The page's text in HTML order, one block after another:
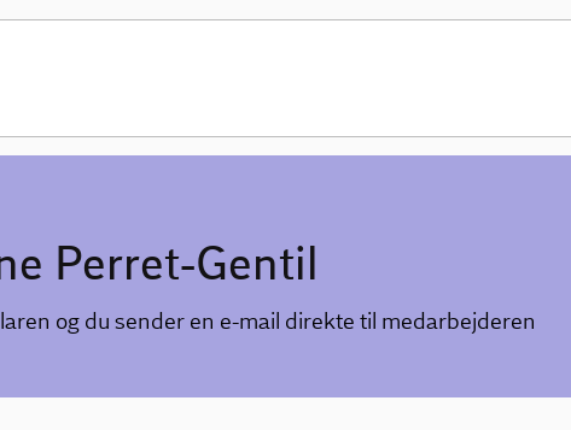
Perret-Gentil
og du sender en e-mail direkte til medarbejderen